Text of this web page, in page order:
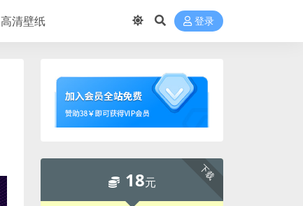
高清壁纸 登录
下载
18元